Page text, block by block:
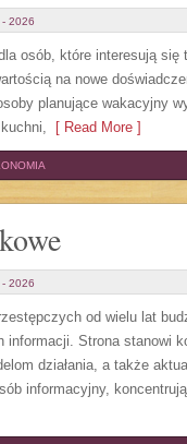
2026
osób, które interesują
na nowe
planujące wakacyjny
[ Read More ]
2026
od wielu lat
Strona stanowi
działania, a także
informacyjny,